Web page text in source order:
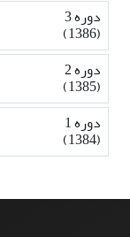
دوره 3
(1386)
دوره 2
(1385)
دوره 1
(1384)